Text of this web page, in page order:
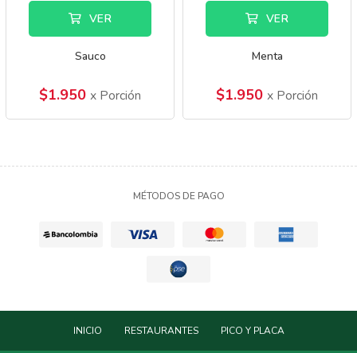
VER
Sauco
$1.950 x Porción
VER
Menta
$1.950 x Porción
MÉTODOS DE PAGO
INICIO RESTAURANTES PICO Y PLACA